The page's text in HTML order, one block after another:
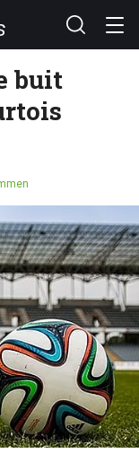
buit